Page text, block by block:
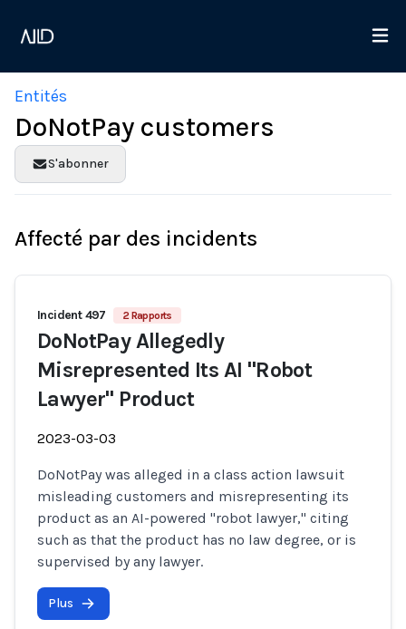
Entités
DoNotPay customers
S'abonner
Affecté par des incidents
Incident 497 2 Rapports
DoNotPay Allegedly
Misrepresented Its AI "Robot
Lawyer" Product
2023-03-03
DoNotPay was alleged in a class action lawsuit
misleading customers and misrepresenting its
product as an AI-powered "robot lawyer," citing
such as that the product has no law degree, or is
supervised by any lawyer.
Plus